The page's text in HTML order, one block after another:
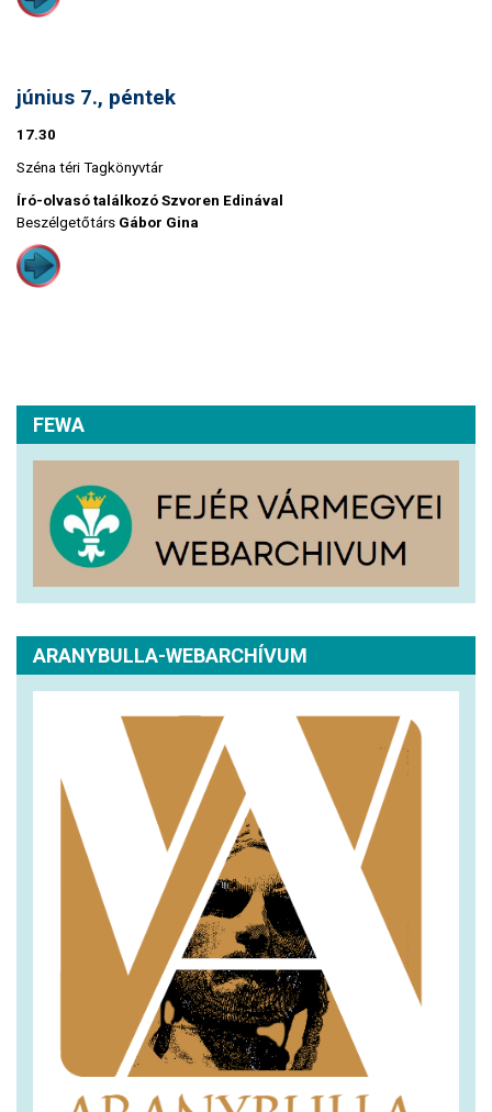
június 7., péntek
17.30
Széna téri Tagkönyvtár
Író-olvasó találkozó Szvoren Edinával
Beszélgetőtárs Gábor Gina
FEWA
ARANYBULLA-WEBARCHÍVUM